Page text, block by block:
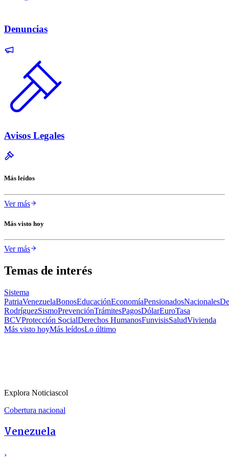
Denuncias
Avisos Legales
Más leídos
Ver más
Más visto hoy
Ver más
Temas de interés
Sistema
PatriaVenezuelaBonosEducaciónEconomíaPensionadosNacionales
RodríguezSismoPrevenciónTrámitesPagosDólarEuroTasa
BCVProtección SocialDerechos HumanosFunvisisSaludVivienda
Más visto hoyMás leídosLo último
Explora Noticiascol
Cobertura nacional
Venezuela
›